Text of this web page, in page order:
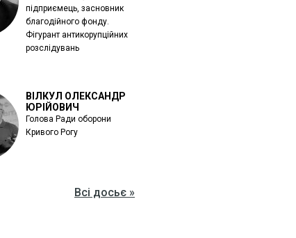
підприємець, засновник
благодійного фонду.
Фігурант антикорупційних
розслідувань
ВІЛКУЛ ОЛЕКСАНДР
ЮРІЙОВИЧ
Голова Ради оборони
Кривого Рогу
Всі досьє »